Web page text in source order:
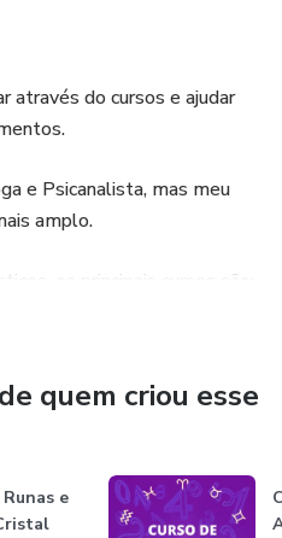
através do cursos e ajudar
e Psicanalista, mas meu
amplo.
os principais cursos são:
quem criou esse
e